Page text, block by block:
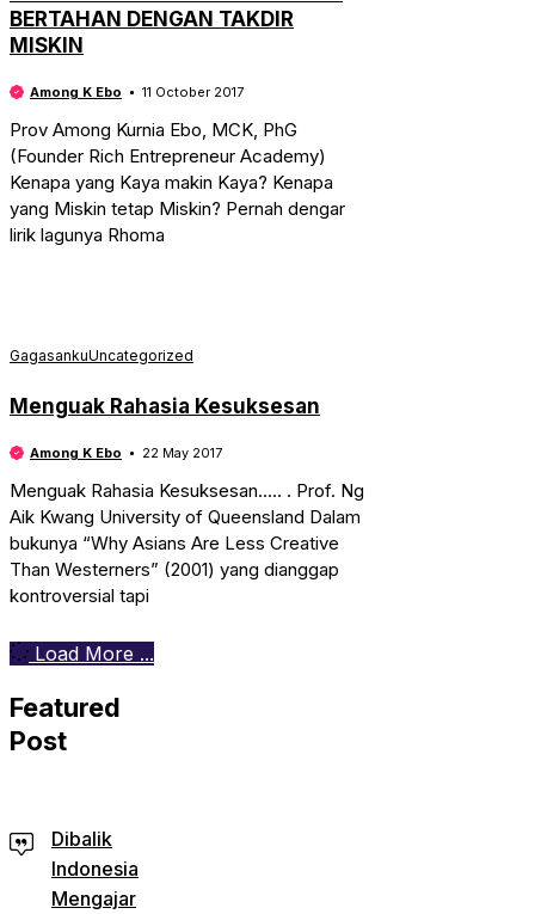
BERTAHAN DENGAN TAKDIR
MISKIN
Among K Ebo 11 October 2017
Prov Among Kurnia Ebo, MCK, PhG
(Founder Rich Entrepreneur Academy)
Kenapa yang Kaya makin Kaya? Kenapa
yang Miskin tetap Miskin? Pernah dengar
lirik lagunya Rhoma
GagasankuUncategorized
Menguak Rahasia Kesuksesan
Among K Ebo 22 May 2017
Menguak Rahasia Kesuksesan….. . Prof. Ng
Aik Kwang University of Queensland Dalam
bukunya “Why Asians Are Less Creative
Than Westerners” (2001) yang dianggap
kontroversial tapi
Load More ...
Featured
Post
Dibalik
Indonesia
Mengajar